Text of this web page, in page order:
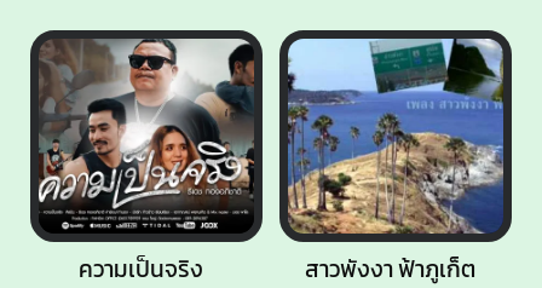
สาวพังงา ฟ้าภูเก็ต
ความเป็นจริง